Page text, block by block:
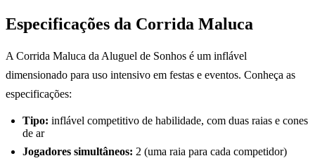
Especificações da Corrida Maluca
A Corrida Maluca da Aluguel de Sonhos é um inflável
dimensionado para uso intensivo em festas e eventos. Conheça as
especificações:
Tipo: inflável competitivo de habilidade, com duas raias e cones
de ar
Jogadores simultâneos: 2 (uma raia para cada competidor)